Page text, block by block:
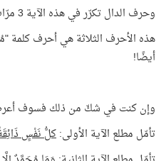
وحرف الدال تكرّر في هذه الآية 3 مرّات.
أيضًا!
وإن كنت في شكّ من ذلك فسوف
تأمّل مطلع الآية الأولى:كلُّ نَفْسٍ